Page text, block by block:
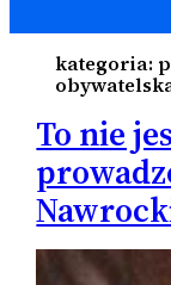
kategoria:
To nie